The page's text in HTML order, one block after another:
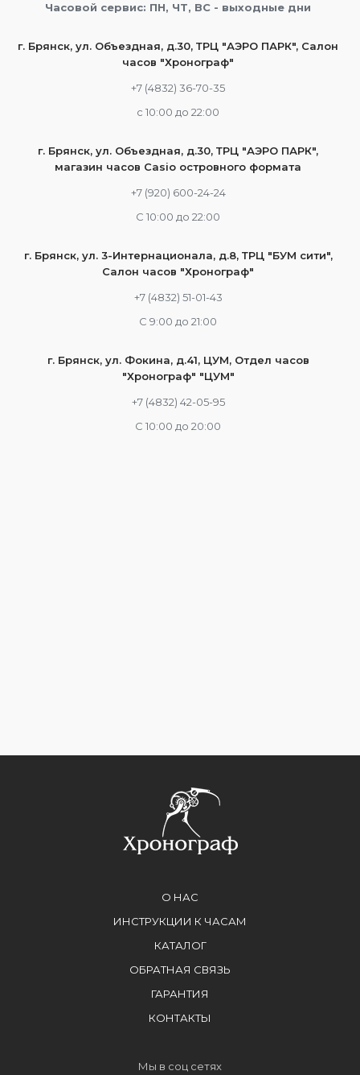
Часовой сервис: ПН, ЧТ, ВС - выходные дни
г. Брянск, ул. Объездная, д.30, ТРЦ "АЭРО ПАРК", Салон
часов "Хронограф"
+7 (4832) 36-70-35
c 10:00 до 22:00
г. Брянск, ул. Объездная, д.30, ТРЦ "АЭРО ПАРК",
магазин часов Casio островного формата
+7 (920) 600-24-24
С 10:00 до 22:00
г. Брянск, ул. 3-Интернационала, д.8, ТРЦ "БУМ сити",
Салон часов "Хронограф"
+7 (4832) 51-01-43
С 9:00 до 21:00
г. Брянск, ул. Фокина, д.41, ЦУМ, Отдел часов
"Хронограф" "ЦУМ"
+7 (4832) 42-05-95
С 10:00 до 20:00
О НАС
ИНСТРУКЦИИ К ЧАСАМ
КАТАЛОГ
ОБРАТНАЯ СВЯЗЬ
ГАРАНТИЯ
КОНТАКТЫ
Мы в соц сетях